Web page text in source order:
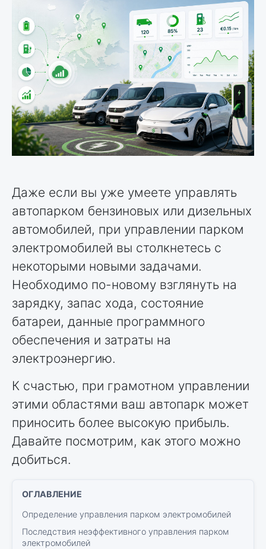
Даже если вы уже умеете управлять
автопарком бензиновых или дизельных
автомобилей, при управлении парком
электромобилей вы столкнетесь с
некоторыми новыми задачами.
Необходимо по-новому взглянуть на
зарядку, запас хода, состояние
батареи, данные программного
обеспечения и затраты на
электроэнергию.
К счастью, при грамотном управлении
этими областями ваш автопарк может
приносить более высокую прибыль.
Давайте посмотрим, как этого можно
добиться.
Определение управления парком электромобилей
Последствия неэффективного управления парком
электромобилей